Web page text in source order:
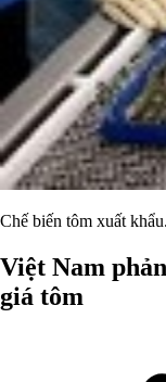
Chế biến tôm xuất
Việt Nam
giá tôm